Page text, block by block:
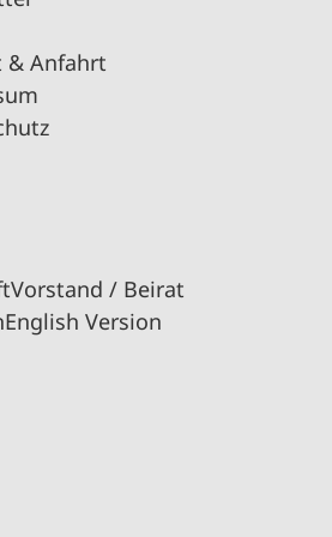
& Anfahrt
Vorstand / Beirat
English Version